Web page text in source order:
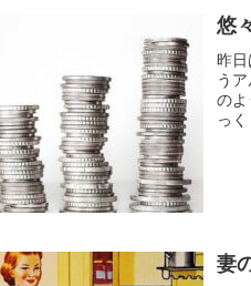
悠
昨
う
の
っ
妻